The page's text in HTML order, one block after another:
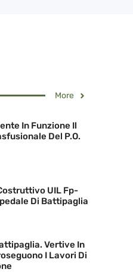
More
In Funzione Il
Del P.O.
UIL Fp-
Di Battipaglia
Vertive In
I Lavori Di